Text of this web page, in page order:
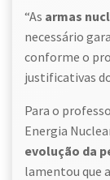
“As armas
necessário
conforme o
justificativas
Para o
Energia
evolução da
lamentou que